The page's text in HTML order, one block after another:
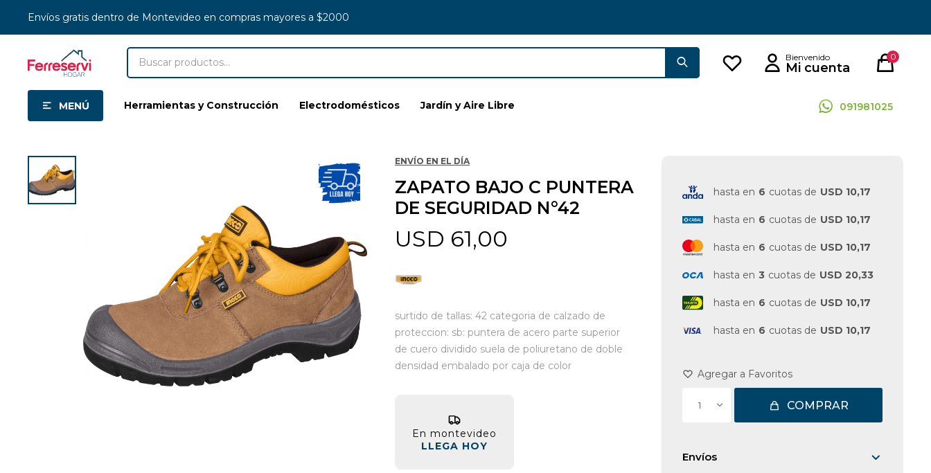
MENÚ Herramientas y Construcción Electrodomésticos Jardín y Aire Libre 091981025
0
Envíos gratis dentro de Montevideo en compras mayores a $2000
ENVÍO EN EL DÍA
ZAPATO BAJO C PUNTERA
DE SEGURIDAD N°42
USD 61,00
surtido de tallas: 42 categoria de calzado de
proteccion: sb: puntera de acero parte superior
de cuero dividido suela de poliuretano de doble
densidad embalado por caja de color
En montevideo
LLEGA HOY
hasta en 6 cuotas de USD 10,17
hasta en 6 cuotas de USD 10,17
hasta en 6 cuotas de USD 10,17
hasta en 3 cuotas de USD 20,33
hasta en 6 cuotas de USD 10,17
hasta en 6 cuotas de USD 10,17
1 COMPRAR
Envíos